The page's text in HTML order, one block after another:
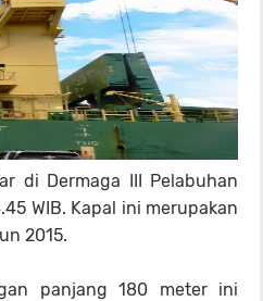
di Dermaga III Pelabuhan
WIB. Kapal ini merupakan
2015.
panjang 180 meter ini